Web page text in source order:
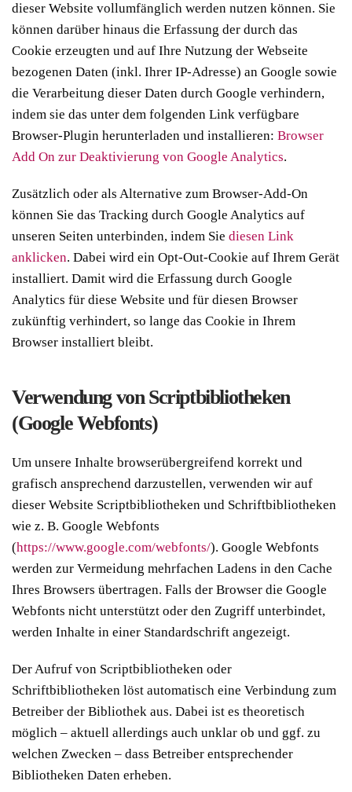
dieser Website vollumfänglich werden nutzen können. Sie
können darüber hinaus die Erfassung der durch das
Cookie erzeugten und auf Ihre Nutzung der Webseite
bezogenen Daten (inkl. Ihrer IP-Adresse) an Google sowie
die Verarbeitung dieser Daten durch Google verhindern,
indem sie das unter dem folgenden Link verfügbare
Browser-Plugin herunterladen und installieren: Browser
Add On zur Deaktivierung von Google Analytics.
Zusätzlich oder als Alternative zum Browser-Add-On
können Sie das Tracking durch Google Analytics auf
unseren Seiten unterbinden, indem Sie diesen Link
anklicken. Dabei wird ein Opt-Out-Cookie auf Ihrem Gerät
installiert. Damit wird die Erfassung durch Google
Analytics für diese Website und für diesen Browser
zukünftig verhindert, so lange das Cookie in Ihrem
Browser installiert bleibt.
Verwendung von Scriptbibliotheken
(Google Webfonts)
Um unsere Inhalte browserübergreifend korrekt und
grafisch ansprechend darzustellen, verwenden wir auf
dieser Website Scriptbibliotheken und Schriftbibliotheken
wie z. B. Google Webfonts
(https://www.google.com/webfonts/). Google Webfonts
werden zur Vermeidung mehrfachen Ladens in den Cache
Ihres Browsers übertragen. Falls der Browser die Google
Webfonts nicht unterstützt oder den Zugriff unterbindet,
werden Inhalte in einer Standardschrift angezeigt.
Der Aufruf von Scriptbibliotheken oder
Schriftbibliotheken löst automatisch eine Verbindung zum
Betreiber der Bibliothek aus. Dabei ist es theoretisch
möglich – aktuell allerdings auch unklar ob und ggf. zu
welchen Zwecken – dass Betreiber entsprechender
Bibliotheken Daten erheben.